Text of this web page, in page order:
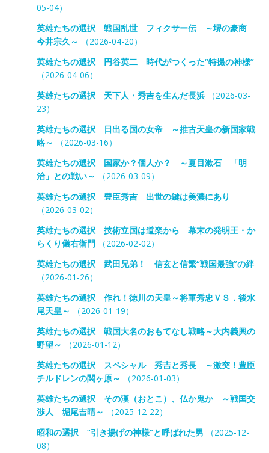
05-04）
英雄たちの選択 戦国乱世 フィクサー伝 ～堺の豪商
今井宗久～
（2026-04-20）
英雄たちの選択 円谷英二 時代がつくった“特撮の神様”
（2026-04-06）
英雄たちの選択 天下人・秀吉を生んだ長浜（2026-03-
23）
英雄たちの選択 日出る国の女帝 ～推古天皇の新国家戦
略～
（2026-03-16）
英雄たちの選択 国家か？個人か？ ～夏目漱石 「明
治」との戦い～
（2026-03-09）
英雄たちの選択 豊臣秀吉 出世の鍵は美濃にあり
（2026-03-02）
英雄たちの選択 技術立国は道楽から 幕末の発明王・か
らくり儀右衛門（2026-02-02）
英雄たちの選択 武田兄弟！ 信玄と信繁“戦国最強”の絆
（2026-01-26）
英雄たちの選択 作れ！徳川の天皇～将軍秀忠ＶＳ．後水
尾天皇～
（2026-01-19）
英雄たちの選択 戦国大名のおもてなし戦略～大内義興の
野望～
（2026-01-12）
英雄たちの選択 スペシャル 秀吉と秀長 ～激突！豊臣
チルドレンの関ヶ原～
（2026-01-03）
英雄たちの選択 その漢（おとこ）、仏か鬼か ～戦国交
渉人 堀尾吉晴～
（2025-12-22）
昭和の選択 “引き揚げの神様”と呼ばれた男 （2025-12-
08）